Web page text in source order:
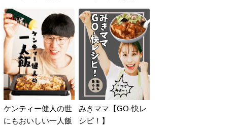
ケンティー健人の世
にもおいしい一人飯
みきママ【GO-快レ
シピ！】